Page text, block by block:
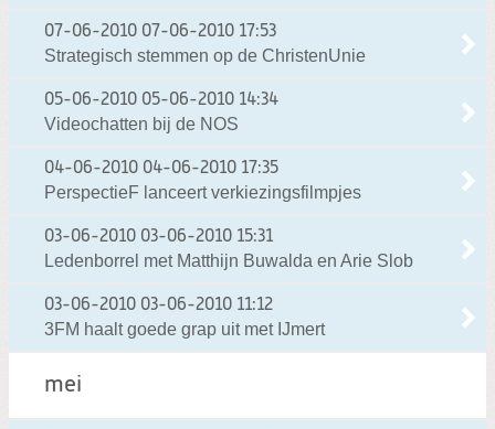
07-06-2010 07-06-2010 17:53
Strategisch stemmen op de ChristenUnie
05-06-2010 05-06-2010 14:34
Videochatten bij de NOS
04-06-2010 04-06-2010 17:35
PerspectieF lanceert verkiezingsfilmpjes
03-06-2010 03-06-2010 15:31
Ledenborrel met Matthijn Buwalda en Arie Slob
03-06-2010 03-06-2010 11:12
3FM haalt goede grap uit met IJmert
mei